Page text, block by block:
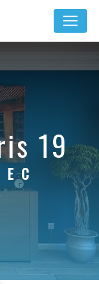
19